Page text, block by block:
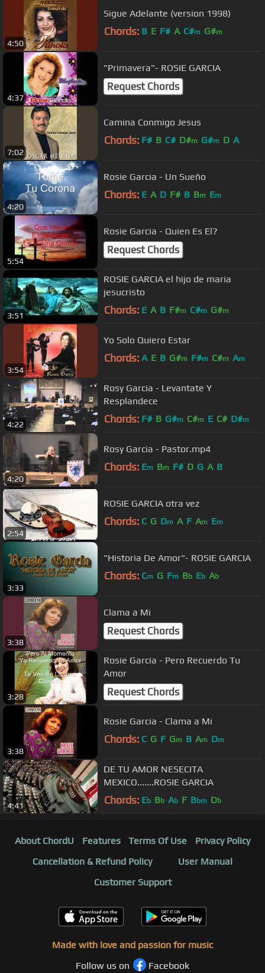
4:50
Sigue Adelante (version 1998)
Chords: B E F# A C#m G#m
4:37
"Primavera"- ROSIE GARCIA
Request Chords
7:02
Camina Conmigo Jesus
Chords: F# B C# D#m G#m D A
4:20
Rosie Garcia - Un Sueño
Chords: E A D F# B Bm Em
5:54
Rosie Garcia - Quien Es El?
Request Chords
3:51
ROSIE GARCIA el hijo de maria
jesucristo
Chords: E A B F#m C#m G#m
3:54
Yo Solo Quiero Estar
Chords: A E B G#m F#m C#m Am
4:22
Rosy Garcia - Levantate Y
Resplandece
Chords: F# B G#m C#m E C# D#m
4:20
Rosy Garcia - Pastor.mp4
Chords: Em Bm F# D G A B
2:54
ROSIE GARCIA otra vez
Chords: C G Dm A F Am Em
3:33
"Historia De Amor"- ROSIE GARCIA
Chords: Cm G Fm Bb Eb Ab
3:38
Clama a Mi
Request Chords
3:28
Rosie Garcia - Pero Recuerdo Tu
Amor
Request Chords
3:38
Rosie Garcia - Clama a Mi
Chords: C G F Gm B Am Dm
4:41
DE TU AMOR NESECITA
MEXICO.......ROSIE GARCIA
Chords: Eb Bb Ab F Bbm Db
About ChordU Features Terms Of Use
Privacy Policy
Cancellation & Refund Policy
User Manual
Customer Support
Made with love and passion for music
Follow us on
Facebook